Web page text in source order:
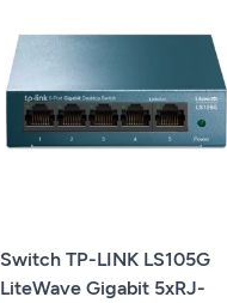
Switch TP-LINK LS105G
LiteWave Gigabit 5xRJ-